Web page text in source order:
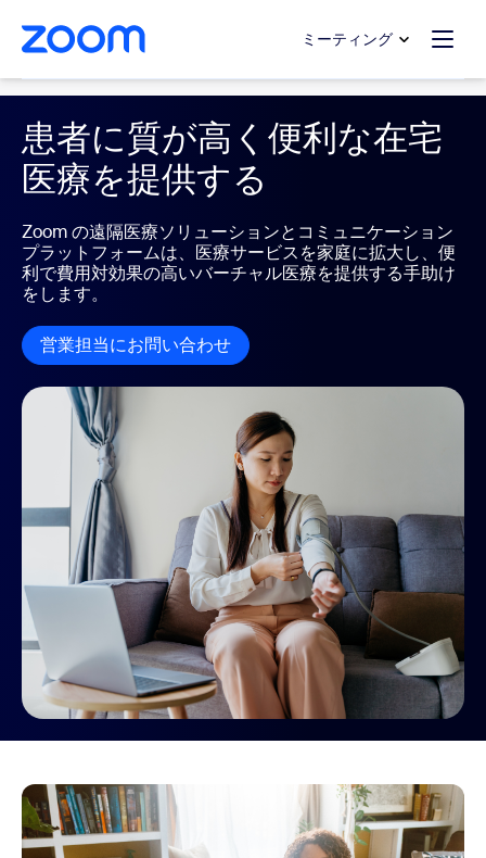
テンツへスキップ
ットへスキップ ミーティング
患者に質が高く便利な在宅
医療を提供する
Zoom の遠隔医療ソリューションとコミュニケーション
プラットフォームは、医療サービスを家庭に拡大し、便
利で費用対効果の高いバーチャル医療を提供する手助け
をします。
営業担当にお問い合わせ